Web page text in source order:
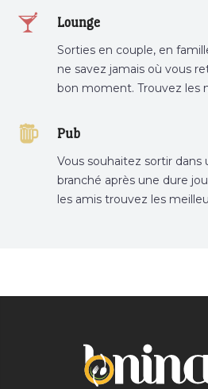
Lounge
Sorties en couple, en
ne savez jamais où vous
bon moment. Trouvez les
Pub
Vous souhaitez sortir dans
branché après une dure
les amis trouvez les